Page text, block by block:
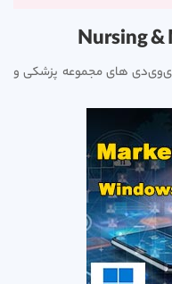
های مجموعه پزشکی و